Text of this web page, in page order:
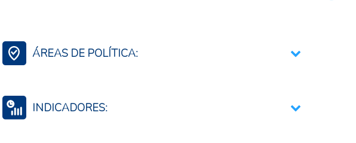
ÁREAS DE POLÍTICA:
Agricultura Regenerativa y Resiliente
INDICADORES: